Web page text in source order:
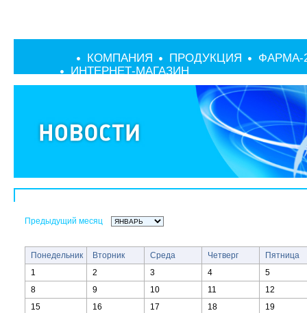
КОМПАНИЯ ПРОДУКЦИЯ
ФАРМА-
ИНТЕРНЕТ-МАГАЗИН
Предыдущий месяц
Понедельник Вторник Среда Четверг
Пятница
1
2 3 4
5
8
9 10 11
12
15
16 17 18
19